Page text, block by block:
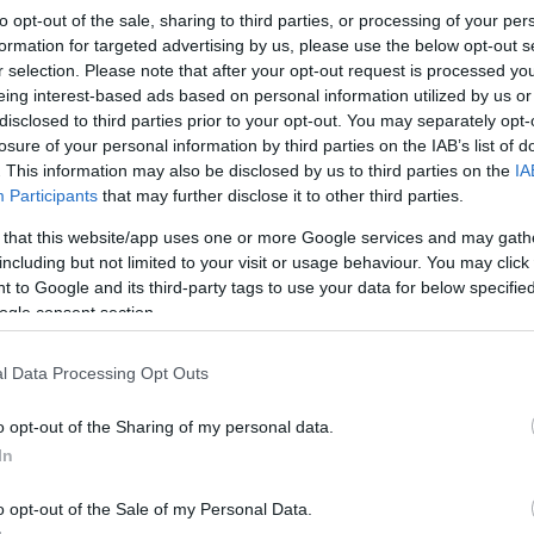
opt-out of the sale, sharing to third parties, or processing of your
for targeted advertising by us, please use the below opt-out
selection. Please note that after your opt-out request is processed
interest-based ads based on personal information utilized by us
to third parties prior to your opt-out. You may separately
of your personal information by third parties on the IAB’s list of
This information may also be disclosed by us to third parties on the
Participants that may further disclose it to other third parties.
that this website/app uses one or more Google services and may
but not limited to your visit or usage behaviour. You may
to Google and its third-party tags to use your data for below
consent section.
Data Processing Opt Outs
opt-out of the Sharing of my personal data.
opt-out of the Sale of my Personal Data.
Pestality Máté - 2025. 10. 05.
Összeálltak a MotoGP gyártói,
magasabb pénzdíjat követelnek a
jogtulajdonostól